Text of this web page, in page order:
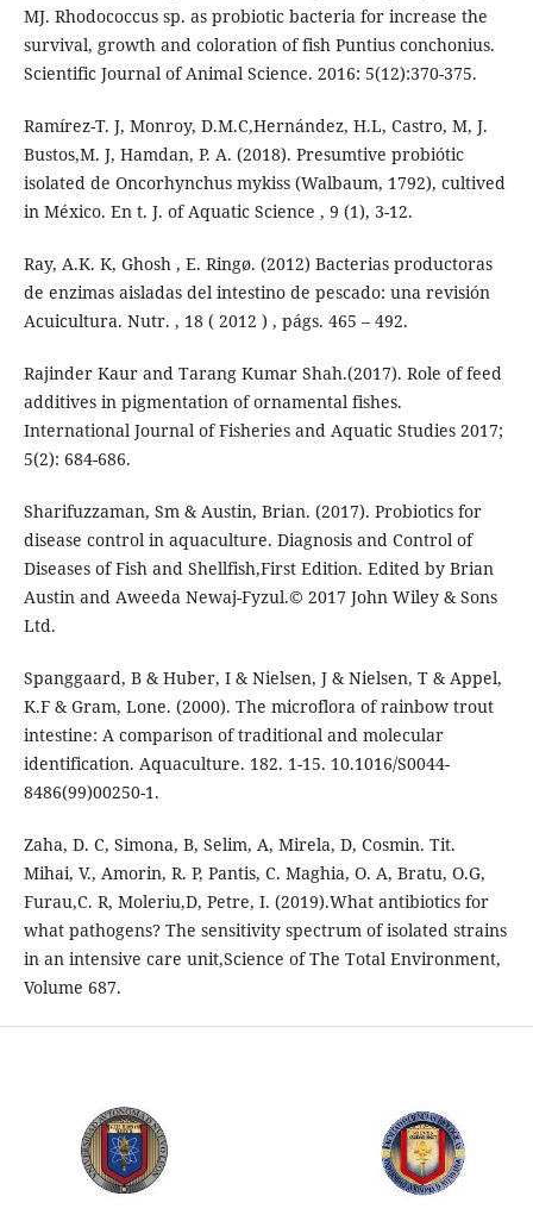
MJ. Rhodococcus sp. as probiotic bacteria for increase the
survival, growth and coloration of fish Puntius conchonius.
Scientific Journal of Animal Science. 2016: 5(12):370-375.
Ramírez-T. J, Monroy, D.M.C,Hernández, H.L, Castro, M, J.
Bustos,M. J, Hamdan, P. A. (2018). Presumtive probiótic
isolated de Oncorhynchus mykiss (Walbaum, 1792), cultived
in México. En t. J. of Aquatic Science , 9 (1), 3-12.
Ray, A.K. K, Ghosh , E. Ringø. (2012) Bacterias productoras
de enzimas aisladas del intestino de pescado: una revisión
Acuicultura. Nutr. , 18 ( 2012 ) , págs. 465 – 492.
Rajinder Kaur and Tarang Kumar Shah.(2017). Role of feed
additives in pigmentation of ornamental fishes.
International Journal of Fisheries and Aquatic Studies 2017;
5(2): 684-686.
Sharifuzzaman, Sm & Austin, Brian. (2017). Probiotics for
disease control in aquaculture. Diagnosis and Control of
Diseases of Fish and Shellfish,First Edition. Edited by Brian
Austin and Aweeda Newaj-Fyzul.© 2017 John Wiley & Sons
Ltd.
Spanggaard, B & Huber, I & Nielsen, J & Nielsen, T & Appel,
K.F & Gram, Lone. (2000). The microflora of rainbow trout
intestine: A comparison of traditional and molecular
identification. Aquaculture. 182. 1-15. 10.1016/S0044-
8486(99)00250-1.
Zaha, D. C, Simona, B, Selim, A, Mirela, D, Cosmin. Tit.
Mihai, V., Amorin, R. P, Pantis, C. Maghia, O. A, Bratu, O.G,
Furau,C. R, Moleriu,D, Petre, I. (2019).What antibiotics for
what pathogens? The sensitivity spectrum of isolated strains
in an intensive care unit,Science of The Total Environment,
Volume 687.